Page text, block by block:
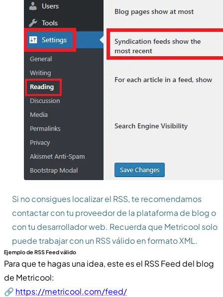
Si no consigues localizar el RSS, te recomendamos
contactar con tu proveedor de la plataforma de blog o
con tu desarrollador web. Recuerda que Metricool solo
puede trabajar con un RSS válido en formato XML.
Ejemplo de RSS Feed válido
Para que te hagas una idea, este es el RSS Feed del blog
de Metricool:
🔗 https://metricool.com/feed/